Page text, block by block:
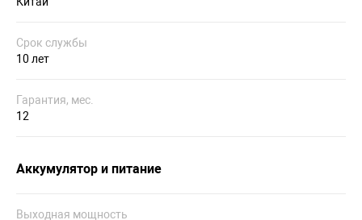
Срок службы
10 лет
Гарантия, мес.
12
Аккумулятор и питание
Выходная мощность